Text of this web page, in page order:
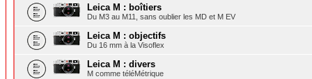
Leica M : boîtiers
Du M3 au M11, sans oublier les MD et M EV
Leica M : objectifs
Du 16 mm à la Visoflex
Leica M : divers
M comme téléMétrique